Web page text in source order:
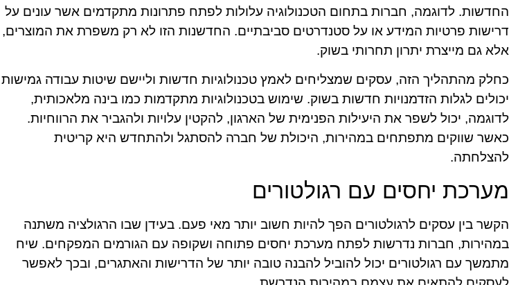
החדשות. לדוגמה, חברות בתחום הטכנולוגיה עלולות לפתח פתרונות מתקדמים אשר עונים על
דרישות פרטיות המידע או על סטנדרטים סביבתיים. החדשנות הזו לא רק משפרת את המוצרים,
אלא גם מייצרת יתרון תחרותי בשוק.
כחלק מהתהליך הזה, עסקים שמצליחים לאמץ טכנולוגיות חדשות וליישם שיטות עבודה גמישות
יכולים לגלות הזדמנויות חדשות בשוק. שימוש בטכנולוגיות מתקדמות כמו בינה מלאכותית,
לדוגמה, יכול לשפר את היעילות הפנימית של הארגון, להקטין עלויות ולהגביר את הרווחיות.
כאשר שווקים מתפתחים במהירות, היכולת של חברה להסתגל ולהתחדש היא קריטית
להצלחתה.
מערכת יחסים עם רגולטורים
הקשר בין עסקים לרגולטורים הפך להיות חשוב יותר מאי פעם. בעידן שבו הרגולציה משתנה
במהירות, חברות נדרשות לפתח מערכת יחסים פתוחה ושקופה עם הגורמים המפקחים. שיח
מתמשך עם רגולטורים יכול להוביל להבנה טובה יותר של הדרישות והאתגרים, ובכך לאפשר